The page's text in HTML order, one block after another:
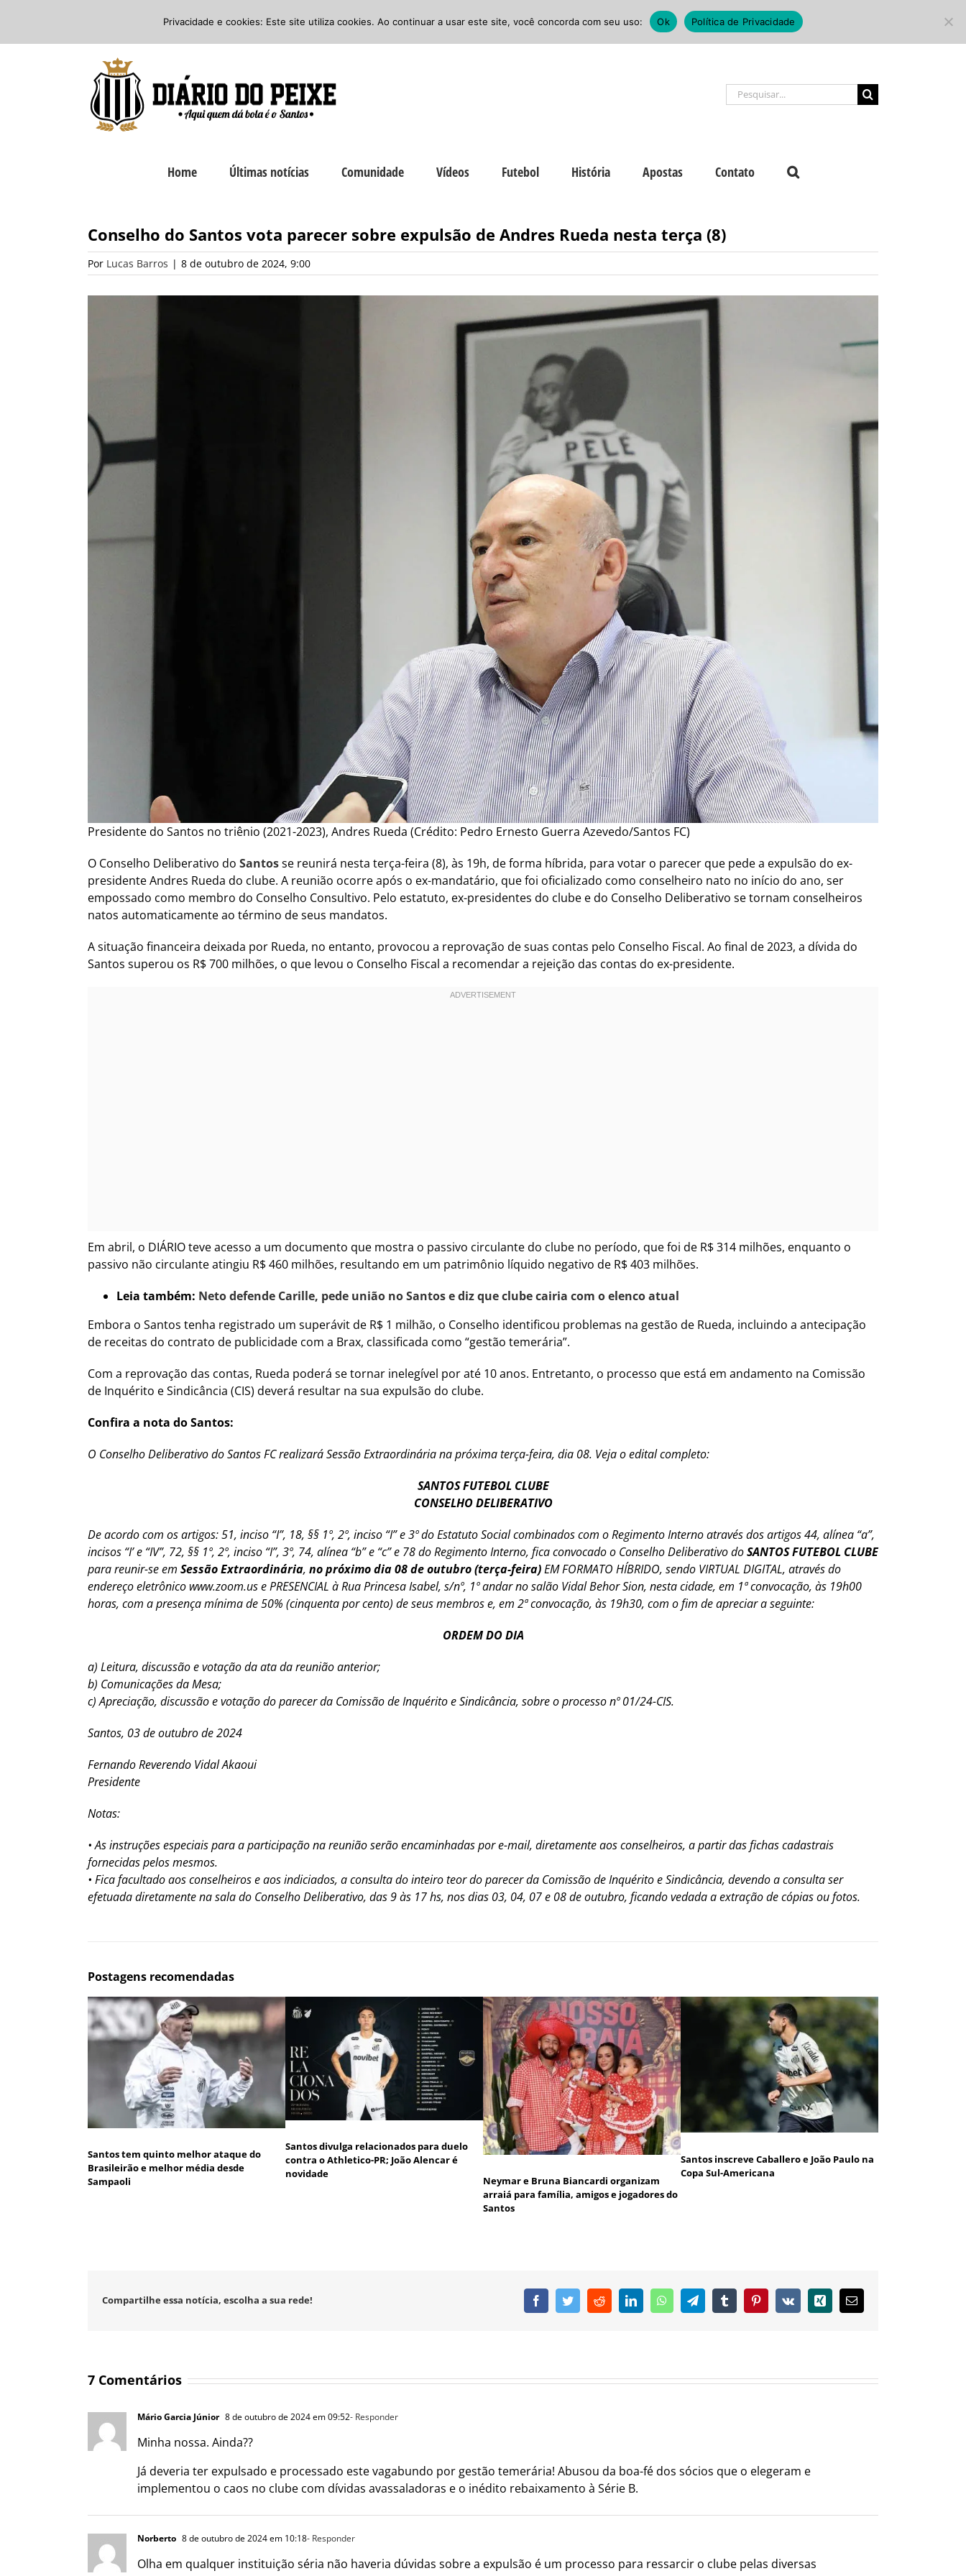
o
Facebook
Instagram
Buscar
resultados
Home Últimas notícias Comunidade Vídeos Futebol História Apostas Contato
Conselho do Santos vota parecer sobre expulsão de Andres Rueda nesta terça (8)
Por Lucas Barros | 8 de outubro de 2024, 9:00
Presidente do Santos no triênio (2021-2023), Andres Rueda (Crédito: Pedro Ernesto Guerra Azevedo/Santos FC)
O Conselho Deliberativo do Santosse reunirá nesta terça-feira (8), às 19h, de forma híbrida, para votar o parecer que pede a expulsão do ex-
presidente Andres Rueda do clube. A reunião ocorre após o ex-mandatário, que foi oficializado como conselheiro nato no início do ano, ser
empossado como membro do Conselho Consultivo. Pelo estatuto, ex-presidentes do clube e do Conselho Deliberativo se tornam conselheiros
natos automaticamente ao término de seus mandatos.
A situação financeira deixada por Rueda, no entanto, provocou a reprovação de suas contas pelo Conselho Fiscal. Ao final de 2023, a dívida do
Santos superou os R$ 700 milhões, o que levou o Conselho Fiscal a recomendar a rejeição das contas do ex-presidente.
Em abril, o DIÁRIO teve acesso a um documento que mostra o passivo circulante do clube no período, que foi de R$ 314 milhões, enquanto o
passivo não circulante atingiu R$ 460 milhões, resultando em um patrimônio líquido negativo de R$ 403 milhões.
Leia também: Neto defende Carille, pede união no Santos e diz que clube cairia com o elenco atual
Embora o Santos tenha registrado um superávit de R$ 1 milhão, o Conselho identificou problemas na gestão de Rueda, incluindo a antecipação
de receitas do contrato de publicidade com a Brax, classificada como “gestão temerária”.
Com a reprovação das contas, Rueda poderá se tornar inelegível por até 10 anos. Entretanto, o processo que está em andamento na Comissão
de Inquérito e Sindicância (CIS) deverá resultar na sua expulsão do clube.
Confira a nota do Santos:
O Conselho Deliberativo do Santos FC realizará Sessão Extraordinária na próxima terça-feira, dia 08. Veja o edital completo:
SANTOS FUTEBOL CLUBE
CONSELHO DELIBERATIVO
De acordo com os artigos: 51, inciso “I”, 18, §§ 1º, 2º, inciso “I” e 3º do Estatuto Social combinados com o Regimento Interno através dos artigos 44, alínea “a”,
incisos “I’ e “IV”, 72, §§ 1º, 2º, inciso “I”, 3º, 74, alínea “b” e “c” e 78 do Regimento Interno, fica convocado o Conselho Deliberativo doSANTOS FUTEBOL CLUBE
para reunir-se em Sessão Extraordinária, no próximo dia 08 de outubro (terça-feira)EM FORMATO HÍBRIDO, sendo VIRTUAL DIGITAL, através do
endereço eletrônico www.zoom.us e PRESENCIAL à Rua Princesa Isabel, s/nº, 1º andar no salão Vidal Behor Sion, nesta cidade, em 1ª convocação, às 19h00
horas, com a presença mínima de 50% (cinquenta por cento) de seus membros e, em 2ª convocação, às 19h30, com o fim de apreciar a seguinte:
ORDEM DO DIA
a) Leitura, discussão e votação da ata da reunião anterior;
b) Comunicações da Mesa;
c) Apreciação, discussão e votação do parecer da Comissão de Inquérito e Sindicância, sobre o processo nº 01/24-CIS.
Santos, 03 de outubro de 2024
Fernando Reverendo Vidal Akaoui
Presidente
Notas:
• As instruções especiais para a participação na reunião serão encaminhadas por e-mail, diretamente aos conselheiros, a partir das fichas cadastrais
fornecidas pelos mesmos.
• Fica facultado aos conselheiros e aos indiciados, a consulta do inteiro teor do parecer da Comissão de Inquérito e Sindicância, devendo a consulta ser
efetuada diretamente na sala do Conselho Deliberativo, das 9 às 17 hs, nos dias 03, 04, 07 e 08 de outubro, ficando vedada a extração de cópias ou fotos.
Postagens recomendadas
Santos tem quinto melhor ataque do
Brasileirão e melhor média desde
Sampaoli
Santos divulga relacionados para duelo
contra o Athletico-PR; João Alencar é
novidade
Neymar e Bruna Biancardi organizam
arraiá para família, amigos e jogadores do
Santos
Santos inscreve Caballero e João Paulo na
Copa Sul-Americana
Compartilhe essa notícia, escolha a sua rede! FacebookTwitterRedditLinkedInWhatsAppTelegramTumblr PinterestVk Xing
E-
mail
7 Comentários
Mário Garcia Júnior 8 de outubro de 2024 em 09:52- Responder
Minha nossa. Ainda??
Já deveria ter expulsado e processado este vagabundo por gestão temerária! Abusou da boa-fé dos sócios que o elegeram e
implementou o caos no clube com dívidas avassaladoras e o inédito rebaixamento à Série B.
Norberto 8 de outubro de 2024 em 10:18- Responder
Olha em qualquer instituição séria não haveria dúvidas sobre a expulsão é um processo para ressarcir o clube pelas diversas
Privacidade e cookies: Este site utiliza cookies. Ao continuar a usar este site, você concorda com seu uso: Ok Política de Privacidade